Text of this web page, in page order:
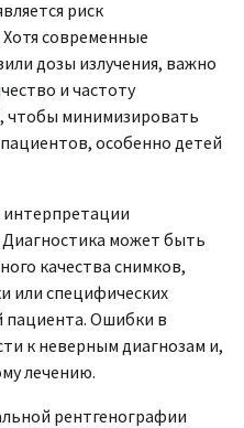
риск
современные
дозы излучения, важно
и частоту
чтобы минимизировать
особенно детей
интерпретации
может быть
качества снимков,
или специфических
пациента. Ошибки в
к неверным диагнозам и,
лечению.
рентгенографии